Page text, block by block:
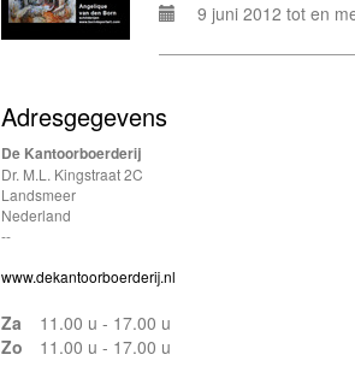
9 juni 2012 tot en
Adresgegevens
De Kantoorboerderij
Dr. M.L. Kingstraat 2C
Landsmeer
Nederland
--
www.dekantoorboerderij.nl
Za
11.00 u - 17.00 u
Zo
11.00 u - 17.00 u